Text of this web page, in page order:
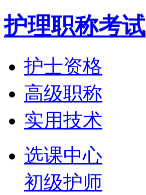
护理职称考试
护士资格
高级职称
实用技术
选课中心
初级护师